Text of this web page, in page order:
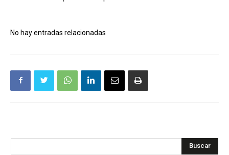
No hay entradas relacionadas
Buscar